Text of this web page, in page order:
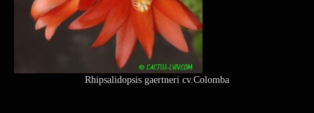
Rhipsalidopsis gaertneri cv.Colomba